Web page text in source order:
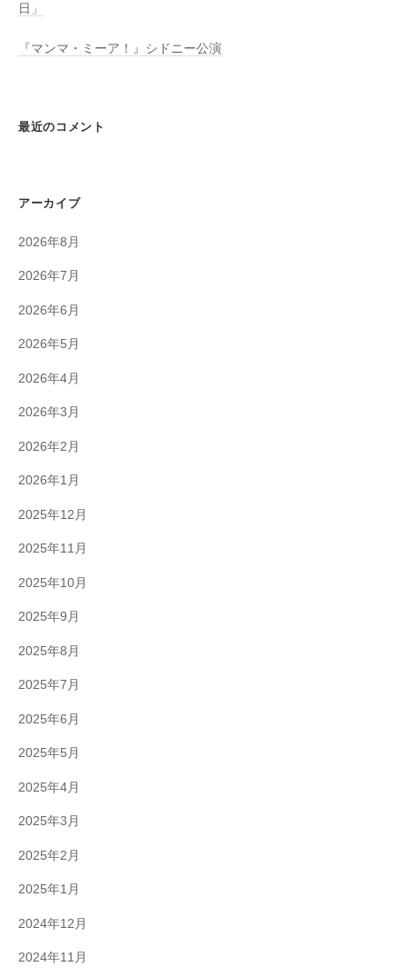
日」
『マンマ・ミーア！』シドニー公演
最近のコメント
アーカイブ
2026年8月
2026年7月
2026年6月
2026年5月
2026年4月
2026年3月
2026年2月
2026年1月
2025年12月
2025年11月
2025年10月
2025年9月
2025年8月
2025年7月
2025年6月
2025年5月
2025年4月
2025年3月
2025年2月
2025年1月
2024年12月
2024年11月